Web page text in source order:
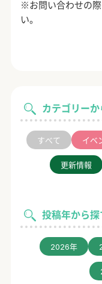
カテゴリーか
すべて イベ
更新情報
投稿年から探
2026年
※お問い合わせの
い。